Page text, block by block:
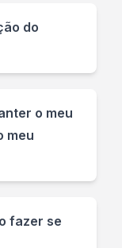
do
o meu
meu
fazer se